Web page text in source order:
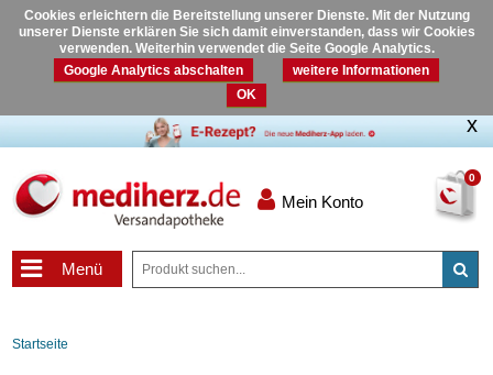
Cookies erleichtern die Bereitstellung unserer Dienste. Mit der Nutzung
unserer Dienste erklären Sie sich damit einverstanden, dass wir Cookies
verwenden. Weiterhin verwendet die Seite Google Analytics.
Google Analytics abschalten
weitere Informationen
OK
0
Mein Konto
Menü
Startseite